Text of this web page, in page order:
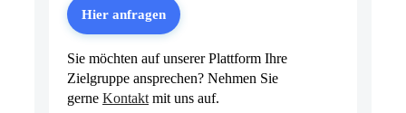
Hier anfragen
Sie möchten auf unserer Plattform Ihre
Zielgruppe ansprechen? Nehmen Sie
gerne Kontakt mit uns auf.